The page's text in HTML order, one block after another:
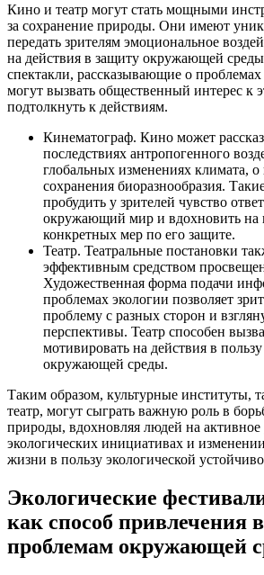
Кино и театр могут стать мощными
за сохранение природы. Они имеют
передать зрителям эмоциональное
на действия в защиту окружающей
спектакли, рассказывающие о
могут вызвать общественный интерес к
подтолкнуть к действиям.
Кинематограф. Кино может
последствиях антропогенного
глобальных изменениях климата, о
сохранения биоразнообразия.
пробудить у зрителей чувство
окружающий мир и вдохновить на
конкретных мер по его защите.
Театр. Театральные постановки
эффективным средством
Художественная форма подачи
проблемах экологии позволяет
проблему с разных сторон и
перспективы. Театр способен
мотивировать на действия в
окружающей среды.
Таким образом, культурные институты,
театр, могут сыграть важную роль в
природы, вдохновляя людей на активное
экологических инициативах и
жизни в пользу экологической
Экологические
как способ привлечения
проблемам окружающей